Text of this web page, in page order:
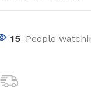
15 People